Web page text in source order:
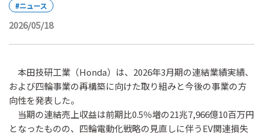
#ニュース
2026/05/18
本田技研工業（Honda）は、2026年3月期の連結業績実績、
および四輪事業の再構築に向けた取り組みと今後の事業の方
向性を発表した。
当期の連結売上収益は前期比0.5％増の21兆7,966億10百万円
となったものの、四輪電動化戦略の見直しに伴うEV関連損失